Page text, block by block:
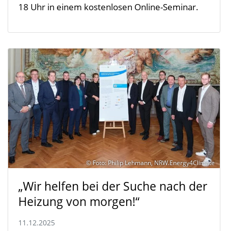
18 Uhr in einem kostenlosen Online-Seminar.
© Foto: Philip Lehmann, NRW.Energy4Climate
„Wir helfen bei der Suche nach der
Heizung von morgen!“
11.12.2025